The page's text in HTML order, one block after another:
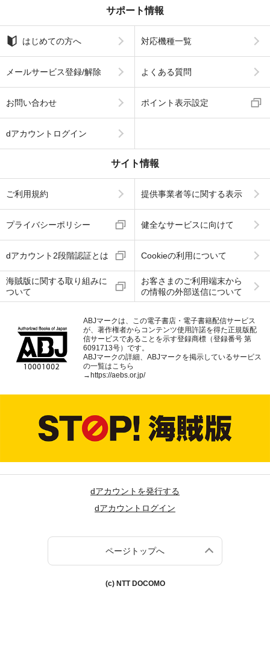
サポート情報
はじめての方へ 対応機種一覧
メールサービス登録/解除 よくある質問
お問い合わせ ポイント表示設定
dアカウントログイン
サイト情報
ご利用規約 提供事業者等に関する表示
プライバシーポリシー 健全なサービスに向けて
dアカウント2段階認証とは Cookieの利用について
海賊版に関する取り組みに
ついて
お客さまのご利用端末から
の情報の外部送信について
ABJマークは、この電子書店・電子書籍配信サービス
が、著作権者からコンテンツ使用許諾を得た正規版配
信サービスであることを示す登録商標（登録番号 第
6091713号）です。
ABJマークの詳細、ABJマークを掲示しているサービス
の一覧はこちら
→https://aebs.or.jp/
dアカウントを発行する
dアカウントログイン
ページトップへ
(c) NTT DOCOMO